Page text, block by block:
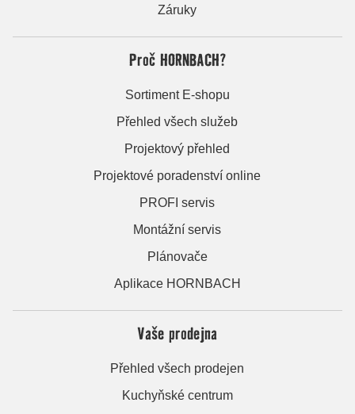
Záruky
Proč HORNBACH?
Sortiment E-shopu
Přehled všech služeb
Projektový přehled
Projektové poradenství online
PROFI servis
Montážní servis
Plánovače
Aplikace HORNBACH
Vaše prodejna
Přehled všech prodejen
Kuchyňské centrum